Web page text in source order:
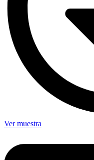
Ver muestra